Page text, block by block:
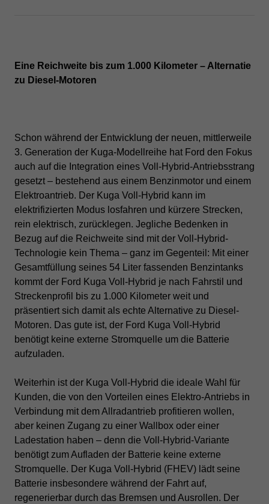
Eine Reichweite bis zum 1.000 Kilometer – Alternatie
zu Diesel-Motoren
Schon während der Entwicklung der neuen, mittlerweile
3. Generation der Kuga-Modellreihe hat Ford den Fokus
auch auf die Integration eines Voll-Hybrid-Antriebsstrang
gesetzt – bestehend aus einem Benzinmotor und einem
Elektroantrieb. Der Kuga Voll-Hybrid kann im
elektrifizierten Modus losfahren und kürzere Strecken,
rein elektrisch, zurücklegen. Jegliche Bedenken in
Bezug auf die Reichweite sind mit der Voll-Hybrid-
Technologie kein Thema – ganz im Gegenteil: Mit einer
Gesamtfüllung seines 54 Liter fassenden Benzintanks
kommt der Ford Kuga Voll-Hybrid je nach Fahrstil und
Streckenprofil bis zu 1.000 Kilometer weit und
präsentiert sich damit als echte Alternative zu Diesel-
Motoren. Das gute ist, der Ford Kuga Voll-Hybrid
benötigt keine externe Stromquelle um die Batterie
aufzuladen.
Weiterhin ist der Kuga Voll-Hybrid die ideale Wahl für
Kunden, die von den Vorteilen eines Elektro-Antriebs in
Verbindung mit dem Allradantrieb profitieren wollen,
aber keinen Zugang zu einer Wallbox oder einer
Ladestation haben – denn die Voll-Hybrid-Variante
benötigt zum Aufladen der Batterie keine externe
Stromquelle. Der Kuga Voll-Hybrid (FHEV) lädt seine
Batterie insbesondere während der Fahrt auf,
regenerierbar durch das Bremsen und Ausrollen. Der